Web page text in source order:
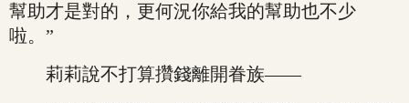
幫助才是對的，更何況你給我的幫助也不少
啦。”
莉莉說不打算攢錢離開眷族——